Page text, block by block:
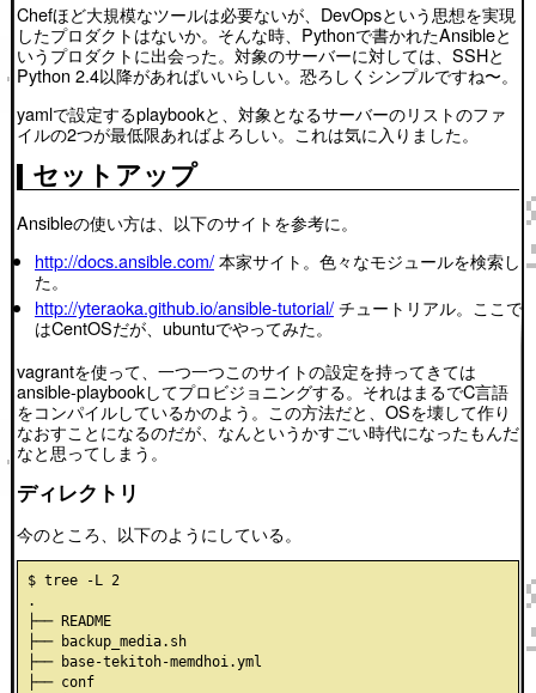
Chefほど大規模なツールは必要ないが、DevOpsという思想を実現
したプロダクトはないか。そんな時、Pythonで書かれたAnsibleと
いうプロダクトに出会った。対象のサーバーに対しては、SSHと
Python 2.4以降があればいいらしい。恐ろしくシンプルですね〜。
yamlで設定するplaybookと、対象となるサーバーのリストのファ
イルの2つが最低限あればよろしい。これは気に入りました。
セットアップ
Ansibleの使い方は、以下のサイトを参考に。
http://docs.ansible.com/本家サイト。色々なモジュールを検索し
た。
http://yteraoka.github.io/ansible-tutorial/チュートリアル。ここで
はCentOSだが、ubuntuでやってみた。
vagrantを使って、一つ一つこのサイトの設定を持ってきては
ansible-playbookしてプロビジョニングする。それはまるでC言語
をコンパイルしているかのよう。この方法だと、OSを壊して作り
なおすことになるのだが、なんというかすごい時代になったもんだ
なと思ってしまう。
ディレクトリ
今のところ、以下のようにしている。
$ tree -L 2
.
├── README
├── backup_media.sh
├── base-tekitoh-memdhoi.yml
├── conf